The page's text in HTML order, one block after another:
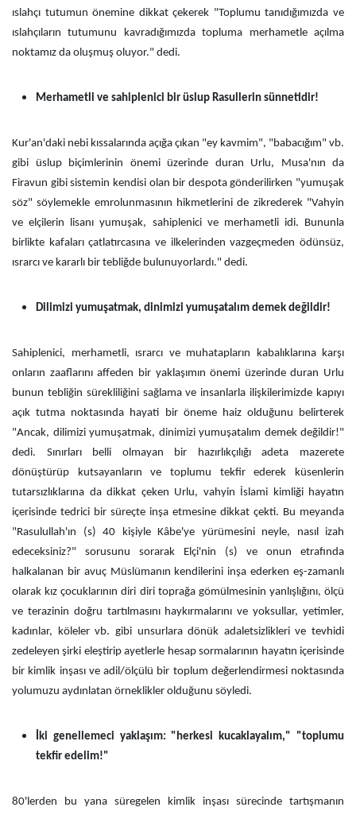
ıslahçı tutumun önemine dikkat çekerek "Toplumu tanıdığımızda ve
ıslahçıların tutumunu kavradığımızda topluma merhametle açılma
noktamız da oluşmuş oluyor." dedi.
Merhametli ve sahiplenici bir üslup Rasullerin sünnetidir!
Kur'an'daki nebi kıssalarında açığa çıkan "ey kavmim", "babacığım" vb.
gibi üslup biçimlerinin önemi üzerinde duran Urlu, Musa'nın da
Firavun gibi sistemin kendisi olan bir despota gönderilirken "yumuşak
söz" söylemekle emrolunmasının hikmetlerini de zikrederek "Vahyin
ve elçilerin lisanı yumuşak, sahiplenici ve merhametli idi. Bununla
birlikte kafaları çatlatırcasına ve ilkelerinden vazgeçmeden ödünsüz,
ısrarcı ve kararlı bir tebliğde bulunuyorlardı." dedi.
Dilimizi yumuşatmak, dinimizi yumuşatalım demek değildir!
Sahiplenici, merhametli, ısrarcı ve muhatapların kabalıklarına karşı
onların zaaflarını affeden bir yaklaşımın önemi üzerinde duran Urlu
bunun tebliğin sürekliliğini sağlama ve insanlarla ilişkilerimizde kapıyı
açık tutma noktasında hayati bir öneme haiz olduğunu belirterek
"Ancak, dilimizi yumuşatmak, dinimizi yumuşatalım demek değildir!"
dedi. Sınırları belli olmayan bir hazırlıkçılığı adeta mazerete
dönüştürüp kutsayanların ve toplumu tekfir ederek küsenlerin
tutarsızlıklarına da dikkat çeken Urlu, vahyin İslami kimliği hayatın
içerisinde tedrici bir süreçte inşa etmesine dikkat çekti. Bu meyanda
"Rasulullah'ın (s) 40 kişiyle Kâbe'ye yürümesini neyle, nasıl izah
edeceksiniz?" sorusunu sorarak Elçi'nin (s) ve onun etrafında
halkalanan bir avuç Müslümanın kendilerini inşa ederken eş-zamanlı
olarak kız çocuklarının diri diri toprağa gömülmesinin yanlışlığını, ölçü
ve terazinin doğru tartılmasını haykırmalarını ve yoksullar, yetimler,
kadınlar, köleler vb. gibi unsurlara dönük adaletsizlikleri ve tevhidi
zedeleyen şirki eleştirip ayetlerle hesap sormalarının hayatın içerisinde
bir kimlik inşası ve adil/ölçülü bir toplum değerlendirmesi noktasında
yolumuzu aydınlatan örneklikler olduğunu söyledi.
İki genellemeci yaklaşım: "herkesi kucaklayalım," "toplumu
tekfir edelim!"
80'lerden bu yana süregelen kimlik inşası sürecinde tartışmanın